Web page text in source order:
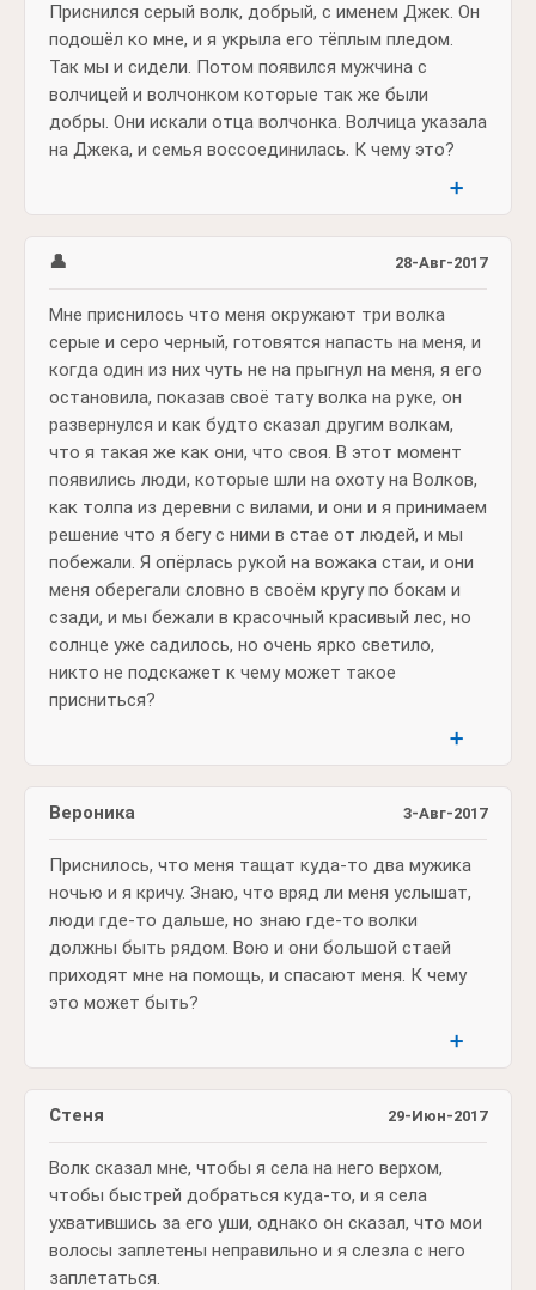
Приснился серый волк, добрый, с именем Джек. Он
подошёл ко мне, и я укрыла его тёплым пледом.
Так мы и сидели. Потом появился мужчина с
волчицей и волчонком которые так же были
добры. Они искали отца волчонка. Волчица указала
на Джека, и семья воссоединилась. К чему это?
➕
28-Авг-2017
👤
Мне приснилось что меня окружают три волка
серые и серо черный, готовятся напасть на меня, и
когда один из них чуть не на прыгнул на меня, я его
остановила, показав своё тату волка на руке, он
развернулся и как будто сказал другим волкам,
что я такая же как они, что своя. В этот момент
появились люди, которые шли на охоту на Волков,
как толпа из деревни с вилами, и они и я принимаем
решение что я бегу с ними в стае от людей, и мы
побежали. Я опёрлась рукой на вожака стаи, и они
меня оберегали словно в своём кругу по бокам и
сзади, и мы бежали в красочный красивый лес, но
солнце уже садилось, но очень ярко светило,
никто не подскажет к чему может такое
присниться?
➕
3-Авг-2017
Вероника
Приснилось, что меня тащат куда-то два мужика
ночью и я кричу. Знаю, что вряд ли меня услышат,
люди где-то дальше, но знаю где-то волки
должны быть рядом. Вою и они большой стаей
приходят мне на помощь, и спасают меня. К чему
это может быть?
➕
29-Июн-2017
Стеня
Волк сказал мне, чтобы я села на него верхом,
чтобы быстрей добраться куда-то, и я села
ухватившись за его уши, однако он сказал, что мои
волосы заплетены неправильно и я слезла с него
заплетаться.